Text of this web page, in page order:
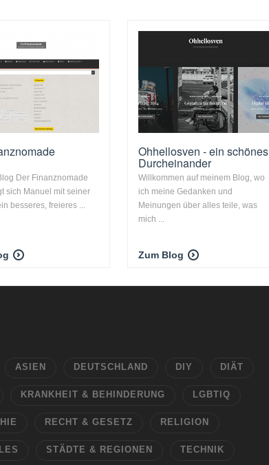
Der Finanznomade
sich Manuel mit seiner
besseres, freieres ...
Ohhellosven - ein schönes
Durcheinander
Willkommen auf meinem Blog, wo
ich meine Gedanken und
Meinungen über alles teile, was
mich ...
Zum Blog
ASIEN DEUTSCHLAND DIY DIÄT
KRANKHEIT & BEHINDERUNG LGBTIQ
RECHT & GESETZ RELIGION
STÄDTE & REGIONEN TECHNIK